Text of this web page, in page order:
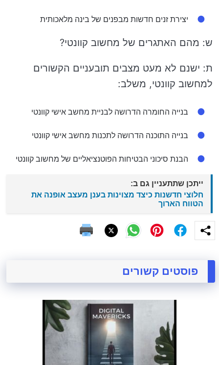
יצירת זנים חדשות מבפנים של בינה מלאכותית
ש: מהם האתגרים של מחשוב קוונטי?
ת: ישנם לא מעט מצבים תובעניים הקשורים
למחשוב קוונטי, משלב:
בנייה החומרה הדרושה לבניית מחשב אישי קוונטי
בנייה התוכנה הדרושה לתכנות מחשב אישי קוונטי
הבנת סיכוני הבטיחות הפוטנציאליים של מחשוב קוונטי
ייתכן שתתעניין גם ב:
חלוצי חדשנות כיצד מצוינות בענן מעצב אופנה את
הטווח הארוך
פוסטים קשורים